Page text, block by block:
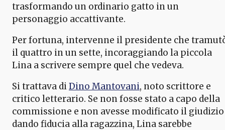
trasformando un ordinario gatto in un
personaggio accattivante.
Per fortuna, intervenne il presidente che
il quattro in un sette, incoraggiando la piccola
Lina a scrivere sempre quel che vedeva.
Si trattava diDino Mantovani, noto scrittore e
critico letterario. Se non fosse stato a capo della
commissione e non avesse modificato il giudizio
dando fiducia alla ragazzina, Lina sarebbe